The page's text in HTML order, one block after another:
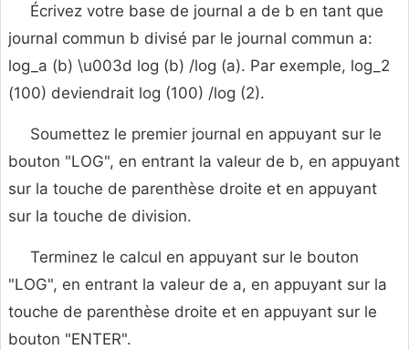
Écrivez votre base de journal a de b en tant que
journal commun b divisé par le journal commun a:
log_a (b) \u003d log (b) /log (a). Par exemple, log_2
(100) deviendrait log (100) /log (2).
Soumettez le premier journal en appuyant sur le
bouton "LOG", en entrant la valeur de b, en appuyant
sur la touche de parenthèse droite et en appuyant
sur la touche de division.
Terminez le calcul en appuyant sur le bouton
"LOG", en entrant la valeur de a, en appuyant sur la
touche de parenthèse droite et en appuyant sur le
bouton "ENTER".